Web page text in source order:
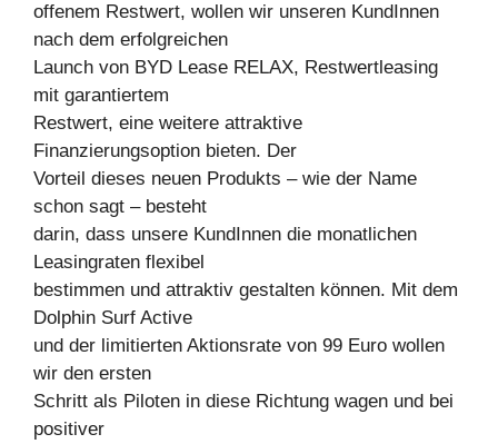
offenem Restwert, wollen wir unseren KundInnen
nach dem erfolgreichen
Launch von BYD Lease RELAX, Restwertleasing
mit garantiertem
Restwert, eine weitere attraktive
Finanzierungsoption bieten. Der
Vorteil dieses neuen Produkts – wie der Name
schon sagt – besteht
darin, dass unsere KundInnen die monatlichen
Leasingraten flexibel
bestimmen und attraktiv gestalten können. Mit dem
Dolphin Surf Active
und der limitierten Aktionsrate von 99 Euro wollen
wir den ersten
Schritt als Piloten in diese Richtung wagen und bei
positiver